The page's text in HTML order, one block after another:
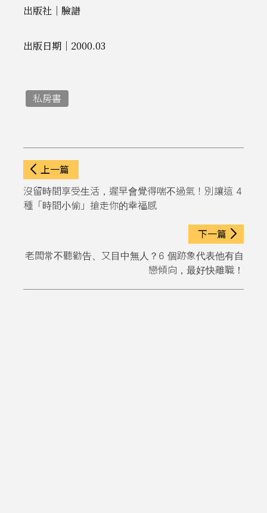
出版社｜臉譜
出版日期｜2000.03
私房書
上一篇
沒留時間享受生活，遲早會覺得喘不過氣！別讓這 4
種「時間小偷」搶走你的幸福感
下一篇
老闆常不聽勸告、又目中無人？6 個跡象代表他有自
戀傾向，最好快離職！